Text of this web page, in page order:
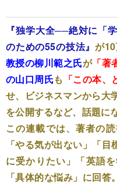
『独学大全──絶対に「
のための55の技法』が
教授の柳川範之氏が「著
の山口周氏も 「この本、
せ、ビジネスマンから大
を公開するなど、話題に
この連載では、著者の
「やる気が出ない」「
に受かりたい」「英語
「具体的な悩み」に回